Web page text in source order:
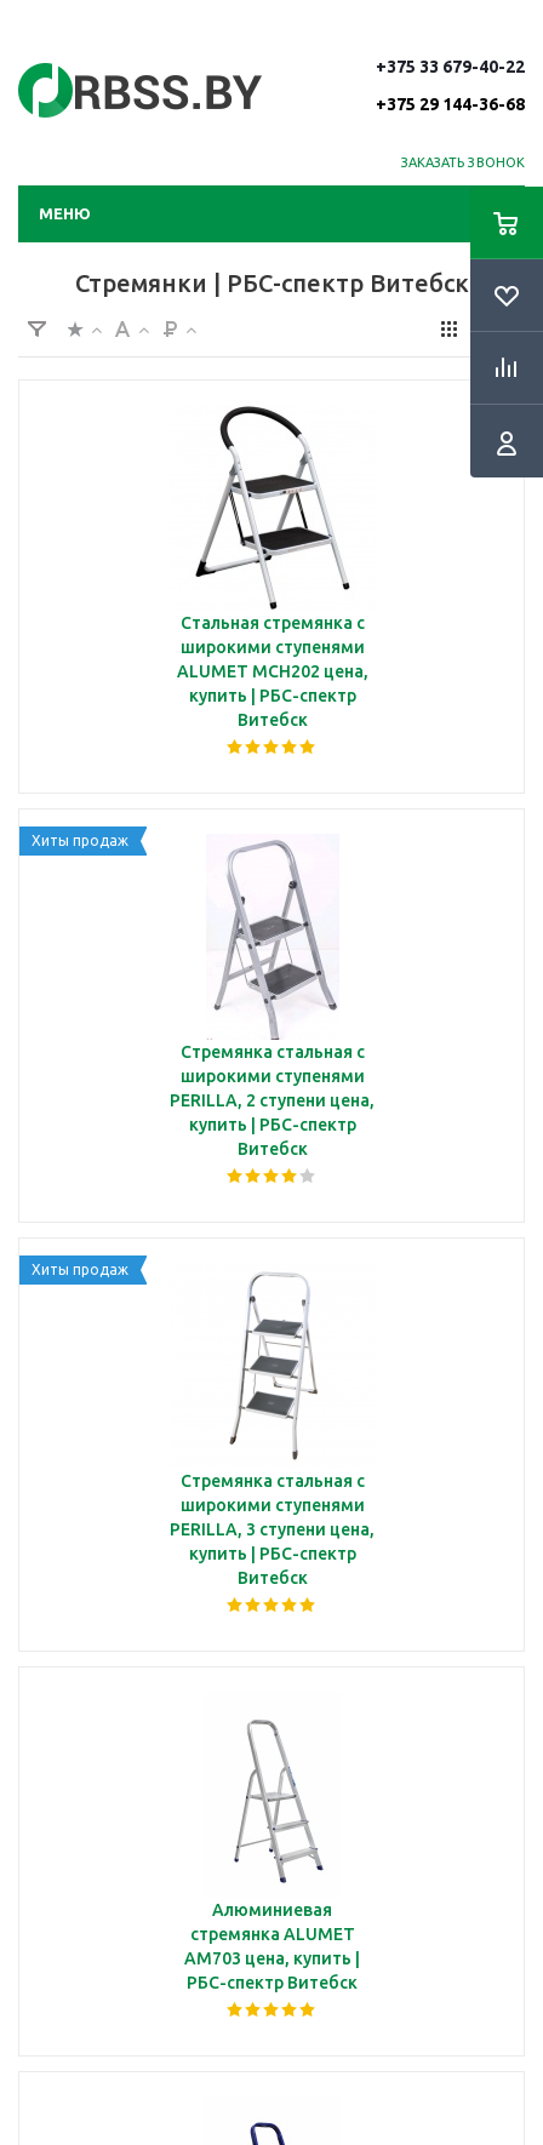
+375 33 679-40-22
+375 29 144-36-68
ЗАКАЗАТЬ ЗВОНОК
МЕНЮ
Стремянки | РБС-спектр Витебск
Стальная стремянка с
широкими ступенями
ALUMET МСН202 цена,
купить | РБС-спектр
Витебск
Хиты продаж
Стремянка стальная с
широкими ступенями
PERILLA, 2 ступени цена,
купить | РБС-спектр
Витебск
Хиты продаж
Стремянка стальная с
широкими ступенями
PERILLA, 3 ступени цена,
купить | РБС-спектр
Витебск
Алюминиевая
стремянка ALUMET
AM703 цена, купить |
РБС-спектр Витебск